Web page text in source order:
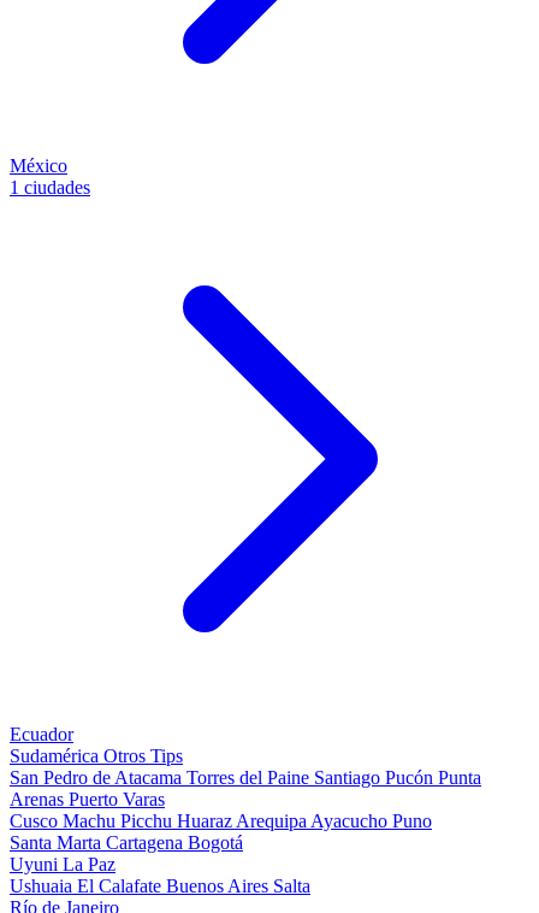
México
1 ciudades
Ecuador
Sudamérica Otros Tips
San Pedro de Atacama Torres del Paine Santiago Pucón Punta
Arenas Puerto Varas
Cusco Machu Picchu Huaraz Arequipa Ayacucho Puno
Santa Marta Cartagena Bogotá
Uyuni La Paz
Ushuaia El Calafate Buenos Aires Salta
Río de Janeiro